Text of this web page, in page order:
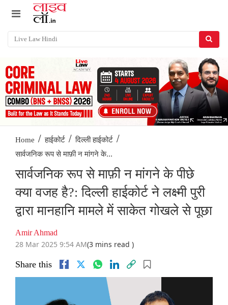
Home / हाईकोर्ट / दिल्ली हाईकोर्ट /
सार्वजनिक रूप से माफ़ी न मांगने के...
सार्वजनिक रूप से माफ़ी न मांगने के पीछे
क्या वजह है?: दिल्ली हाईकोर्ट ने लक्ष्मी पुरी
द्वारा मानहानि मामले में साकेत गोखले से पूछा
Amir Ahmad
28 Mar 2025 9:54 AM(3 mins read )
Share this